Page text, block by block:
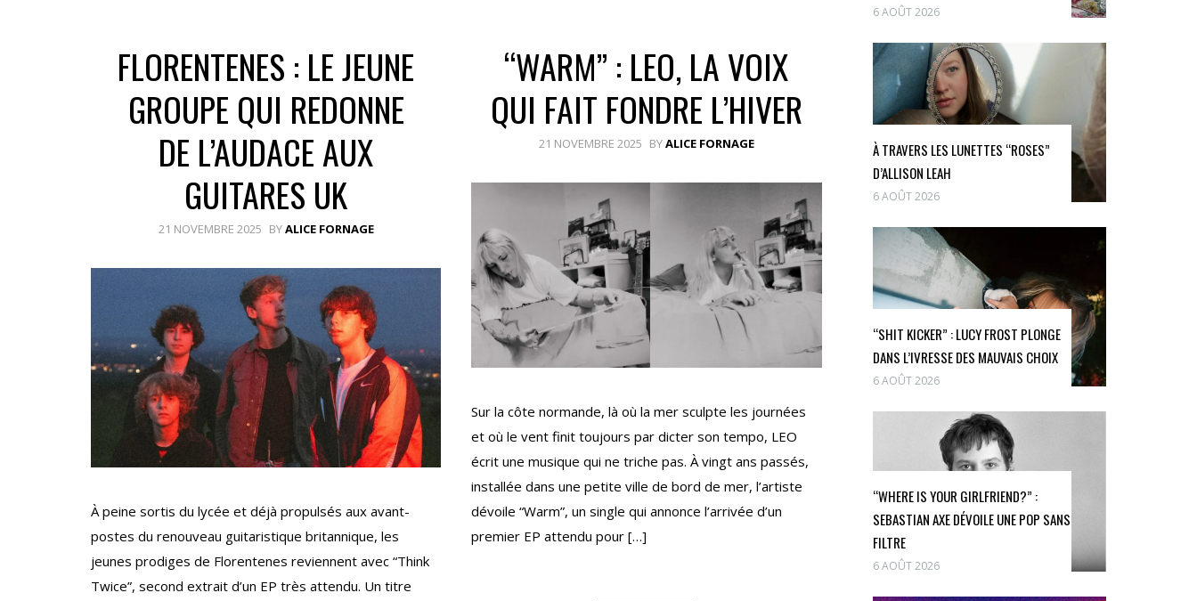
FLORENTENES : LE JEUNE
GROUPE QUI REDONNE
DE L’AUDACE AUX
GUITARES UK
21 NOVEMBRE 2025 BYALICE FORNAGE
À peine sortis du lycée et déjà propulsés aux avant-
postes du renouveau guitaristique britannique, les
jeunes prodiges de Florentenes reviennent avec “Think
Twice”, second extrait d’un EP très attendu. Un titre
“WARM” : LEO, LA VOIX
QUI FAIT FONDRE L’HIVER
21 NOVEMBRE 2025 BYALICE FORNAGE
Sur la côte normande, là où la mer sculpte les journées
et où le vent finit toujours par dicter son tempo, LEO
écrit une musique qui ne triche pas. À vingt ans passés,
installée dans une petite ville de bord de mer, l’artiste
dévoile “Warm”, un single qui annonce l’arrivée d’un
premier EP attendu pour […]
6 AOÛT 2026
À TRAVERS LES LUNETTES “ROSES”
D’ALLISON LEAH
6 AOÛT 2026
“SHIT KICKER” : LUCY FROST PLONGE
DANS L’IVRESSE DES MAUVAIS CHOIX
6 AOÛT 2026
“WHERE IS YOUR GIRLFRIEND?” :
SEBASTIAN AXE DÉVOILE UNE POP SANS
FILTRE
6 AOÛT 2026